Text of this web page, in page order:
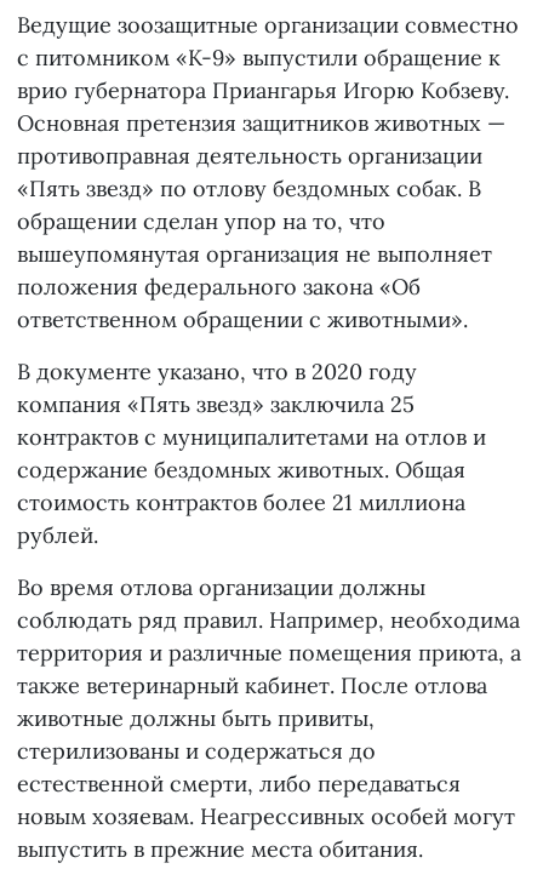
Ведущие зоозащитные организации совместно
с питомником «К-9» выпустили обращение к
врио губернатора Приангарья Игорю Кобзеву.
Основная претензия защитников животных —
противоправная деятельность организации
«Пять звезд» по отлову бездомных собак. В
обращении сделан упор на то, что
вышеупомянутая организация не выполняет
положения федерального закона «Об
ответственном обращении с животными».
В документе указано, что в 2020 году
компания «Пять звезд» заключила 25
контрактов с муниципалитетами на отлов и
содержание бездомных животных. Общая
стоимость контрактов более 21 миллиона
рублей.
Во время отлова организации должны
соблюдать ряд правил. Например, необходима
территория и различные помещения приюта, а
также ветеринарный кабинет. После отлова
животные должны быть привиты,
стерилизованы и содержаться до
естественной смерти, либо передаваться
новым хозяевам. Неагрессивных особей могут
выпустить в прежние места обитания.